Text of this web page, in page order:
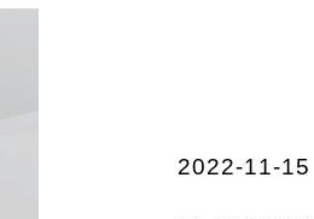
2022-11-15